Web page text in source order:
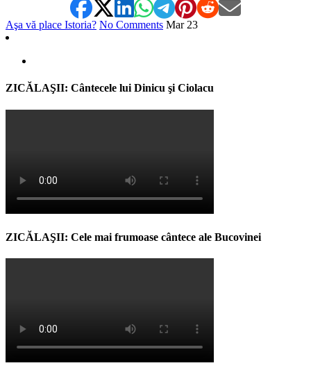
Aşa vă place Istoria? No Comments Mar 23
ZICĂLAŞII: Cântecele lui Dinicu şi Ciolacu
ZICĂLAŞII: Cele mai frumoase cântece ale Bucovinei